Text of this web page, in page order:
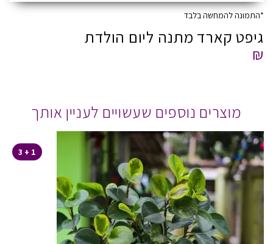
*התמונה להמחשה בלבד
גיפט קארד מתנה ליום הולדת
₪
מוצרים נוספים שעשויים לעניין אותך
1 + 3